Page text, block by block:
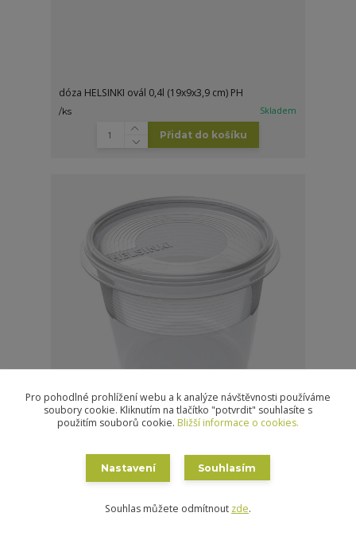
dóza HELSINKI ovál 0,4l (19x9x3,9 cm) PH
/ks Skladem
Přidat do košíku
dóza HELSINKI kul. 0,3l (9x9x7,9cm) PH
19 Kč/ks
bez DPH
Přidat do košíku
Pro pohodlné prohlížení webu a k analýze návštěvnosti používáme
soubory cookie. Kliknutím na tlačítko "potvrdit" souhlasíte s
použitím souborů cookie. Bližší informace o cookies.
Nastavení Souhlasím
Souhlas můžete odmítnout zde.